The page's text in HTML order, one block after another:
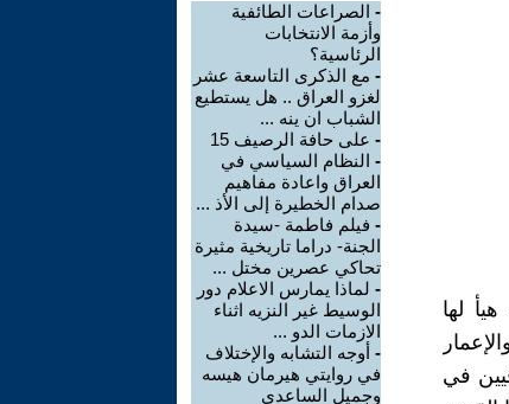
لها
في
- الصراعات الطائفية
وأزمة الانتخابات
الرئاسية؟
- مع الذكرى التاسعة عشر
لغزو العراق .. هل يستطيع
الشباب ان ينه ...
- على حافة الرصيف 15
- النظام السياسي في
العراق واعادة مفاهيم
صدام الخطيرة إلى الأذ ...
- فيلم فاطمة -سيدة
الجنة- دراما تاريخية مثيرة
تحاكي عصرين مختل ...
- لماذا يمارس الاعلام دور
الوسيط غير النزيه اثناء
الازمات الدو ...
- أوجه التشابه والإختلاف
في روايتي هيرمان هيسه
وجميل الساعدي